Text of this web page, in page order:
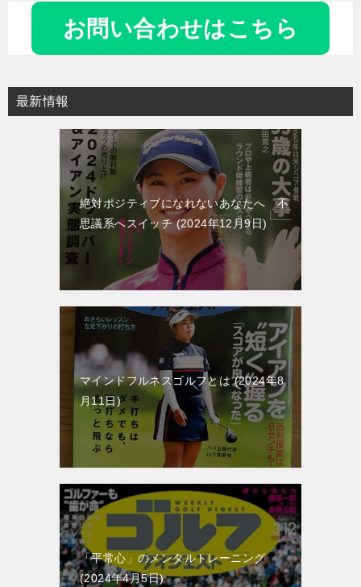
ー
シ
お問い合わせはこちら
最新情報
絶対ポジティブになれないあなたへ 不
思議系へスイッチ
2024年12月9日
マインドフルネスゴルフとは
2024年8
月11日
「平常心」のメンタルトレーニング
2024年4月5日